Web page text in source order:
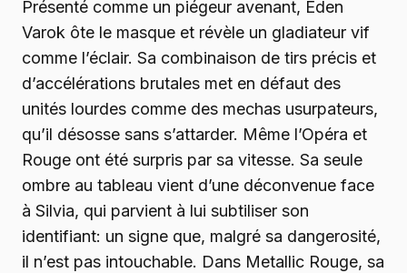
Présenté comme un piégeur avenant, Eden
Varok ôte le masque et révèle un gladiateur vif
comme l’éclair. Sa combinaison de tirs précis et
d’accélérations brutales met en défaut des
unités lourdes comme des mechas usurpateurs,
qu’il désosse sans s’attarder. Même l’Opéra et
Rouge ont été surpris par sa vitesse. Sa seule
ombre au tableau vient d’une déconvenue face
à Silvia, qui parvient à lui subtiliser son
identifiant: un signe que, malgré sa dangerosité,
il n’est pas intouchable. Dans Metallic Rouge, sa